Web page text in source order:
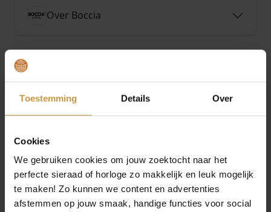
Toestemming Details Over
Cookies
We gebruiken cookies om jouw zoektocht naar het
perfecte sieraad of horloge zo makkelijk en leuk mogelijk
te maken! Zo kunnen we content en advertenties
afstemmen op jouw smaak, handige functies voor social
Over Boccia
MEER VAN BOCCIA SIERADEN